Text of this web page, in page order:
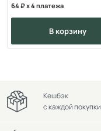
64 x 4 платежа
в корзину
Кешбэк
с каждой покупки